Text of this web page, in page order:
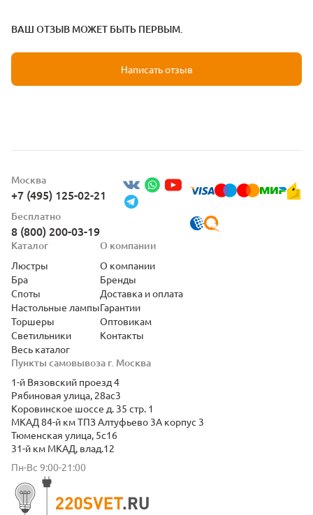
ВАШ ОТЗЫВ МОЖЕТ БЫТЬ ПЕРВЫМ.
Написать отзыв
Москва
+7 (495) 125-02-21
Бесплатно
8 (800) 200-03-19
Пункты самовывоза г. Москва
1-й Вязовский проезд 4
Рябиновая улица, 28ас3
Коровинское шоссе д. 35 стр. 1
МКАД 84-й км ТПЗ Алтуфьево 3А корпус 3
Тюменская улица, 5с16
31-й км МКАД, влад.12
Пн-Вс 9:00-21:00
Каталог
Люстры
Бра
Споты
Настольные лампы
Торшеры
Светильники
Весь каталог
О компании
О компании
Бренды
Доставка и оплата
Гарантии
Оптовикам
Контакты